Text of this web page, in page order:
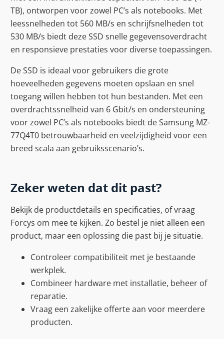
TB), ontworpen voor zowel PC’s als notebooks. Met
leessnelheden tot 560 MB/s en schrijfsnelheden tot
530 MB/s biedt deze SSD snelle gegevensoverdracht
en responsieve prestaties voor diverse toepassingen.
De SSD is ideaal voor gebruikers die grote
hoeveelheden gegevens moeten opslaan en snel
toegang willen hebben tot hun bestanden. Met een
overdrachtssnelheid van 6 Gbit/s en ondersteuning
voor zowel PC’s als notebooks biedt de Samsung MZ-
77Q4T0 betrouwbaarheid en veelzijdigheid voor een
breed scala aan gebruiksscenario’s.
Zeker weten dat dit past?
Bekijk de productdetails en specificaties, of vraag
Forcys om mee te kijken. Zo bestel je niet alleen een
product, maar een oplossing die past bij je situatie.
Controleer compatibiliteit met je bestaande
werkplek.
Combineer hardware met installatie, beheer of
reparatie.
Vraag een zakelijke offerte aan voor meerdere
producten.